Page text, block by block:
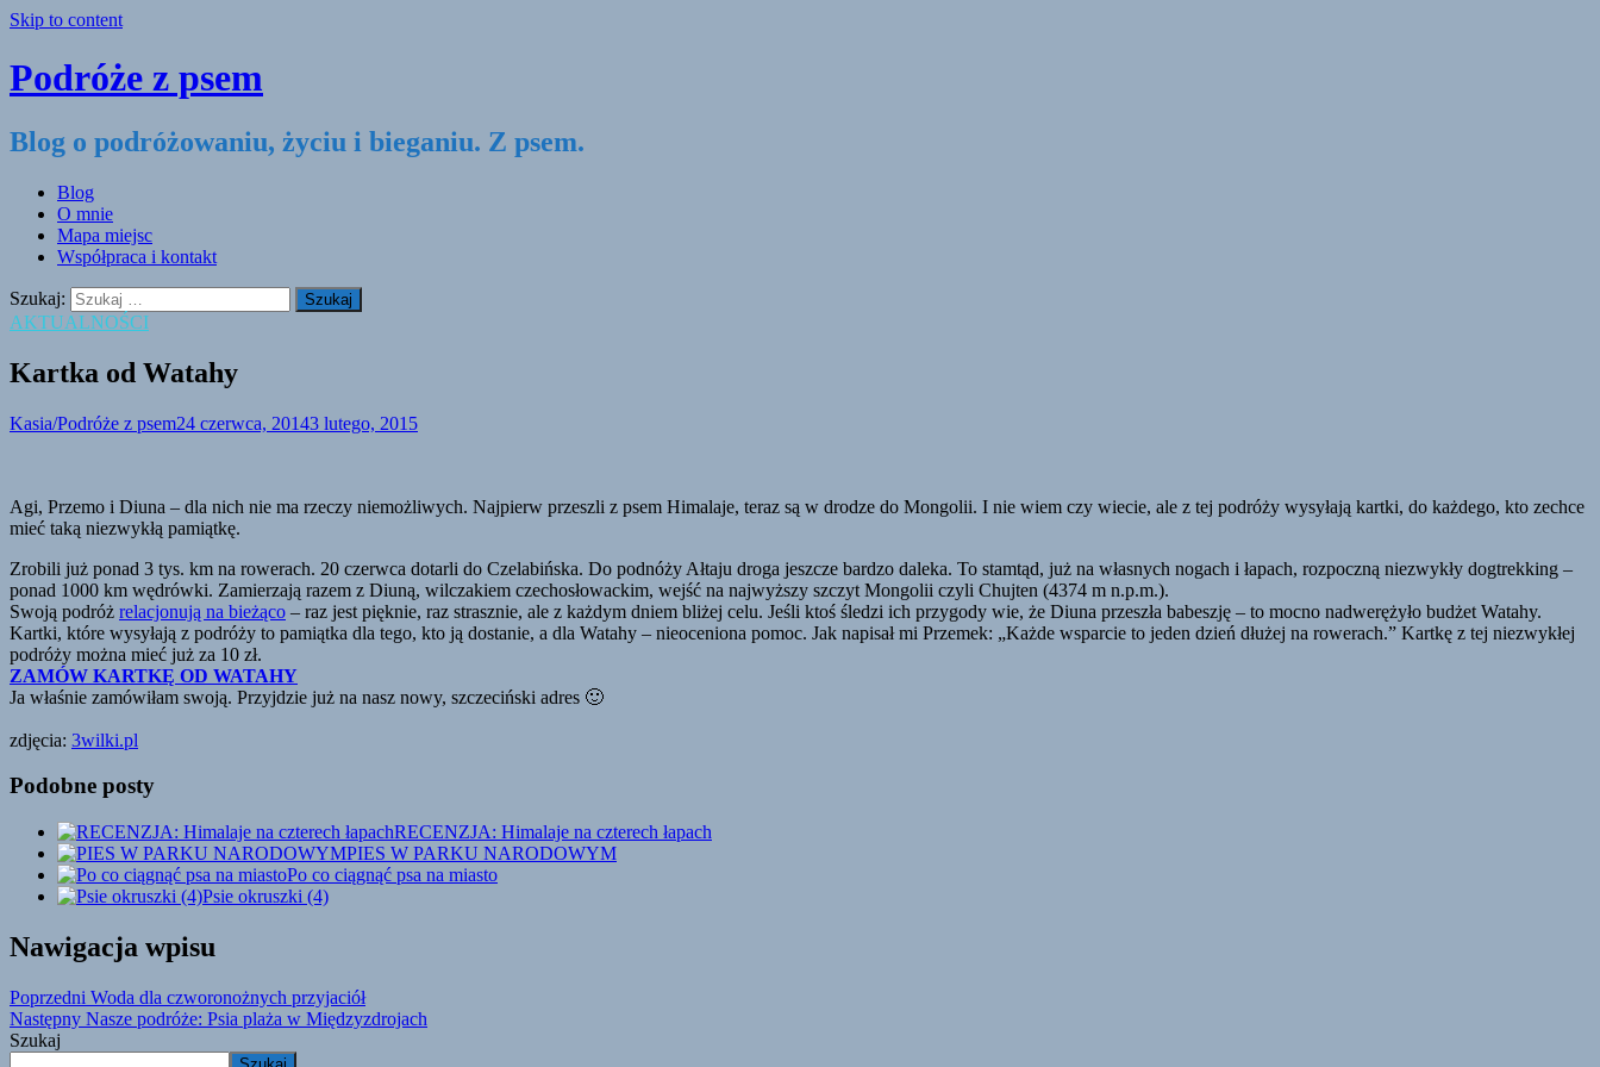
Skip to content
Podróże z psem
Blog o podróżowaniu, życiu i bieganiu. Z psem.
Blog
O mnie
Mapa miejsc
Współpraca i kontakt
Szukaj:
AKTUALNOŚCI
Kartka od Watahy
Kasia/Podróże z psem24 czerwca, 20143 lutego, 2015
Agi, Przemo i Diuna – dla nich nie ma rzeczy niemożliwych. Najpierw przeszli z psem Himalaje, teraz są w drodze do Mongolii. I nie wiem czy wiecie, ale z tej podróży wysyłają kartki, do każdego, kto zechce
mieć taką niezwykłą pamiątkę.
Zrobili już ponad 3 tys. km na rowerach. 20 czerwca dotarli do Czelabińska. Do podnóży Ałtaju droga jeszcze bardzo daleka. To stamtąd, już na własnych nogach i łapach, rozpoczną niezwykły dogtrekking –
ponad 1000 km wędrówki. Zamierzają razem z Diuną, wilczakiem czechosłowackim, wejść na najwyższy szczyt Mongolii czyli Chujten (4374 m n.p.m.).
Swoją podróż relacjonują na bieżąco – raz jest pięknie, raz strasznie, ale z każdym dniem bliżej celu. Jeśli ktoś śledzi ich przygody wie, że Diuna przeszła babeszję – to mocno nadwerężyło budżet Watahy.
Kartki, które wysyłają z podróży to pamiątka dla tego, kto ją dostanie, a dla Watahy – nieoceniona pomoc. Jak napisał mi Przemek: „Każde wsparcie to jeden dzień dłużej na rowerach.” Kartkę z tej niezwykłej
podróży można mieć już za 10 zł.
ZAMÓW KARTKĘ OD WATAHY
Ja właśnie zamówiłam swoją. Przyjdzie już na nasz nowy, szczeciński adres 🙂
zdjęcia: 3wilki.pl
Podobne posty
RECENZJA: Himalaje na czterech łapach
PIES W PARKU NARODOWYM
Po co ciągnąć psa na miasto
Psie okruszki (4)
Nawigacja wpisu
Poprzedni Woda dla czworonożnych przyjaciół
Następny Nasze podróże: Psia plaża w Międzyzdrojach
Szukaj